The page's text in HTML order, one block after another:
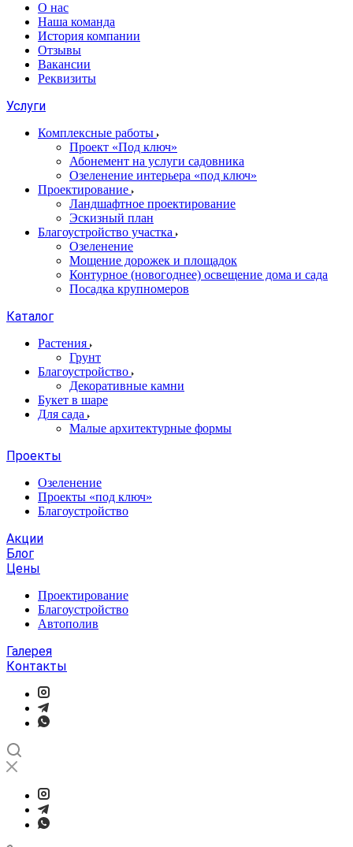
О нас
Наша команда
История компании
Отзывы
Вакансии
Реквизиты
Услуги
Комплексные работы
Проект «Под ключ»
Абонемент на услуги садовника
Озеленение интерьера «под ключ»
Проектирование
Ландшафтное проектирование
Эскизный план
Благоустройство участка
Озеленение
Мощение дорожек и площадок
Контурное (новогоднее) освещение дома и сада
Посадка крупномеров
Каталог
Растения
Грунт
Благоустройство
Декоративные камни
Букет в шаре
Для сада
Малые архитектурные формы
Проекты
Озеленение
Проекты «под ключ»
Благоустройство
Акции
Блог
Цены
Проектирование
Благоустройство
Автополив
Галерея
Контакты